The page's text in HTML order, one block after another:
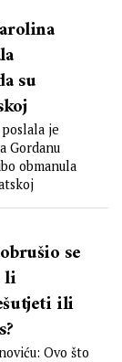
su
je
Gordanu
obmanula
se
li
ili
Ovo što